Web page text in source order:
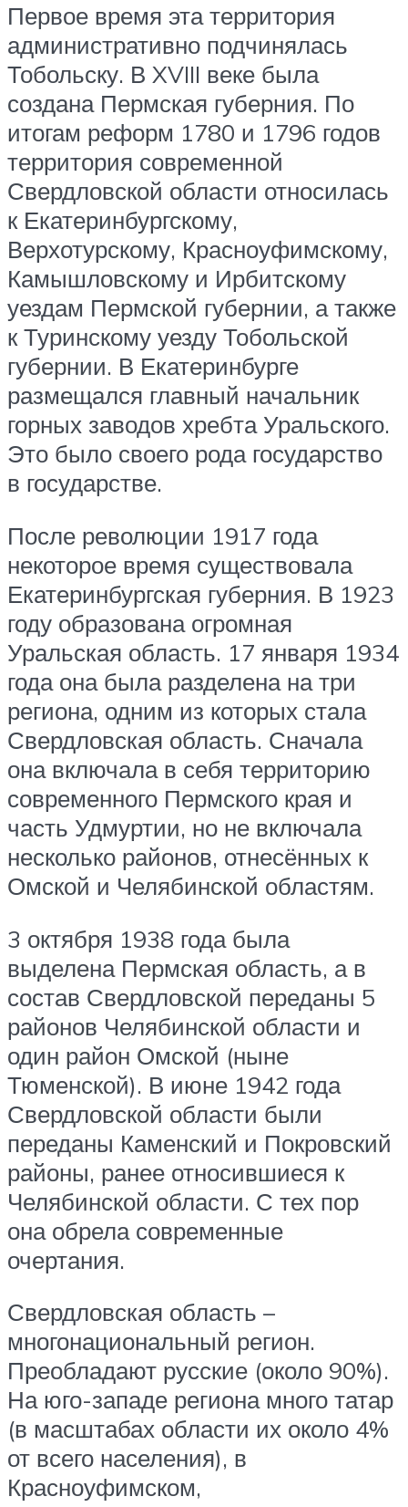
Первое время эта территория
административно подчинялась
Тобольску. В XVIII веке была
создана Пермская губерния. По
итогам реформ 1780 и 1796 годов
территория современной
Свердловской области относилась
к Екатеринбургскому,
Верхотурскому, Красноуфимскому,
Камышловскому и Ирбитскому
уездам Пермской губернии, а также
к Туринскому уезду Тобольской
губернии. В Екатеринбурге
размещался главный начальник
горных заводов хребта Уральского.
Это было своего рода государство
в государстве.
После революции 1917 года
некоторое время существовала
Екатеринбургская губерния. В 1923
году образована огромная
Уральская область. 17 января 1934
года она была разделена на три
региона, одним из которых стала
Свердловская область. Сначала
она включала в себя территорию
современного Пермского края и
часть Удмуртии, но не включала
несколько районов, отнесённых к
Омской и Челябинской областям.
3 октября 1938 года была
выделена Пермская область, а в
состав Свердловской переданы 5
районов Челябинской области и
один район Омской (ныне
Тюменской). В июне 1942 года
Свердловской области были
переданы Каменский и Покровский
районы, ранее относившиеся к
Челябинской области. С тех пор
она обрела современные
очертания.
Свердловская область –
многонациональный регион.
Преобладают русские (около 90%).
На юго-западе региона много татар
(в масштабах области их около 4%
от всего населения), в
Красноуфимском,